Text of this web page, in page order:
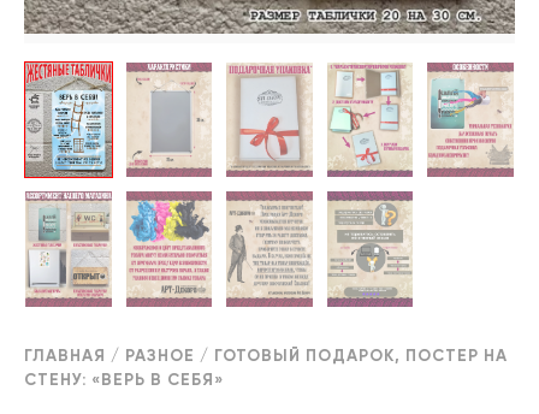
ГЛАВНАЯ / РАЗНОЕ / ГОТОВЫЙ ПОДАРОК, ПОСТЕР НА
СТЕНУ: «ВЕРЬ В СЕБЯ»